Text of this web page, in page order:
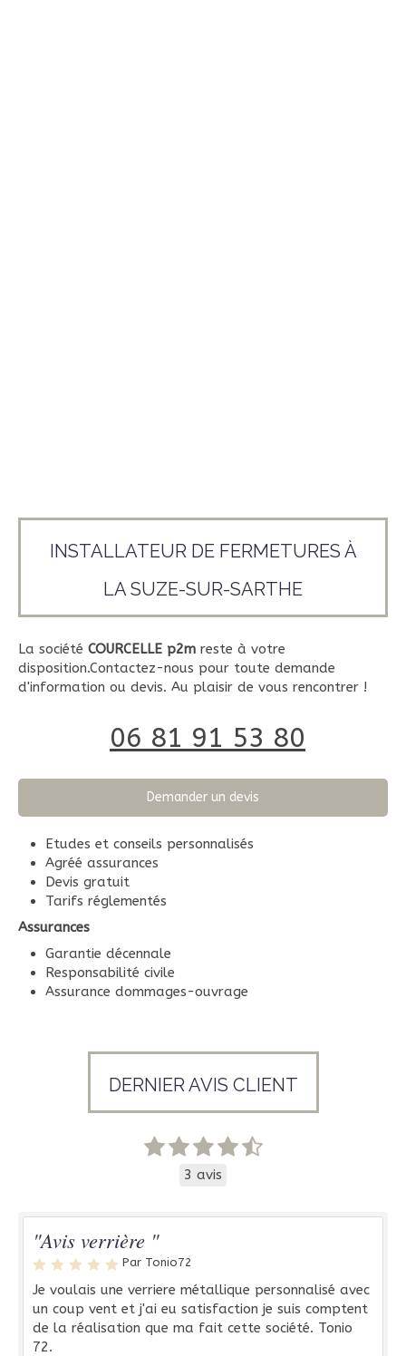
INSTALLATEUR DE FERMETURES À
LA SUZE-SUR-SARTHE
La société COURCELLE p2m reste à votre
disposition.Contactez-nous pour toute demande
d'information ou devis. Au plaisir de vous rencontrer !
06 81 91 53 80
Demander un devis
Etudes et conseils personnalisés
Agréé assurances
Devis gratuit
Tarifs réglementés
Assurances
Garantie décennale
Responsabilité civile
Assurance dommages-ouvrage
DERNIER AVIS CLIENT
3 avis
"Avis verrière "
Par Tonio72
Je voulais une verriere métallique personnalisé avec
un coup vent et j'ai eu satisfaction je suis comptent
de la réalisation que ma fait cette société. Tonio
72.